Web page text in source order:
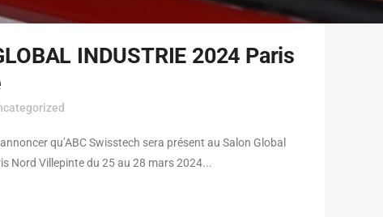
INDUSTRIE 2024 Paris
qu’ABC Swisstech sera présent au Salon Global
Nord Villepinte du 25 au 28 mars 2024...